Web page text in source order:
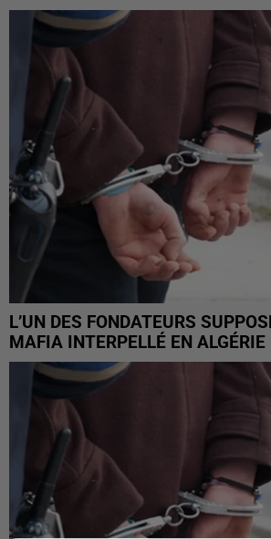
L’UN DES FONDATEURS
MAFIA INTERPELLÉ EN ALGÉRIE